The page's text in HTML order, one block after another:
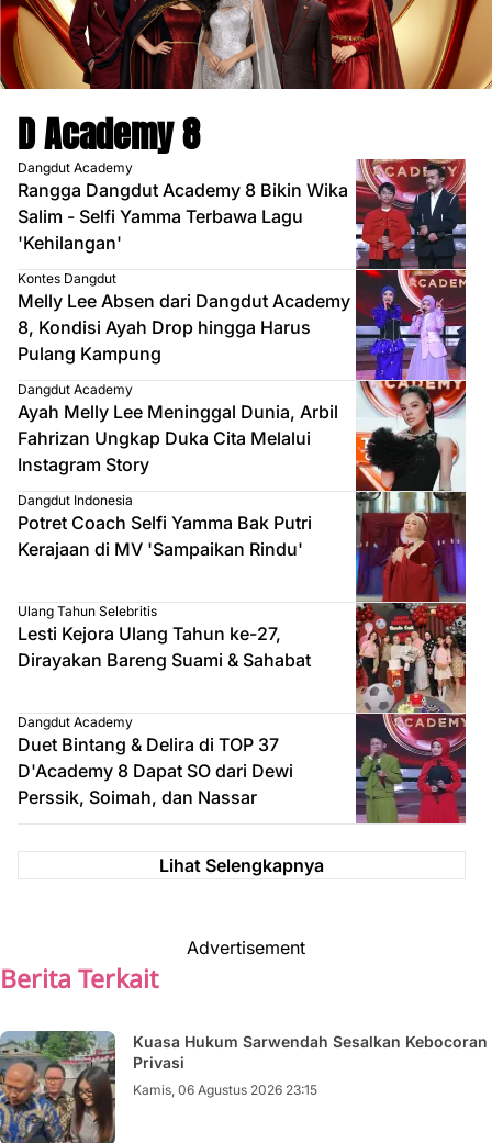
D Academy 8
Dangdut Academy
Rangga Dangdut Academy 8 Bikin Wika
Salim - Selfi Yamma Terbawa Lagu
'Kehilangan'
Kontes Dangdut
Melly Lee Absen dari Dangdut Academy
8, Kondisi Ayah Drop hingga Harus
Pulang Kampung
Dangdut Academy
Ayah Melly Lee Meninggal Dunia, Arbil
Fahrizan Ungkap Duka Cita Melalui
Instagram Story
Dangdut Indonesia
Potret Coach Selfi Yamma Bak Putri
Kerajaan di MV 'Sampaikan Rindu'
Ulang Tahun Selebritis
Lesti Kejora Ulang Tahun ke-27,
Dirayakan Bareng Suami & Sahabat
Dangdut Academy
Duet Bintang & Delira di TOP 37
D'Academy 8 Dapat SO dari Dewi
Perssik, Soimah, dan Nassar
Lihat Selengkapnya
Advertisement
Berita Terkait
Kuasa Hukum Sarwendah Sesalkan Kebocoran
Privasi
Kamis, 06 Agustus 2026 23:15